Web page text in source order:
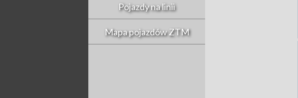
Pojazdy na linii
Mapa pojazdów ZTM